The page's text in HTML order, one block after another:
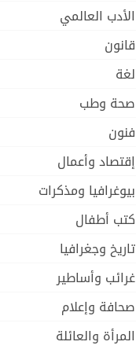
الأدب العالمي
قانون
لغة
صحة وطب
فنون
إقتصاد وأعمال
بيوغرافيا ومذكرات
كتب أطفال
تاريخ وجغرافيا
غرائب وأساطير
صحافة وإعلام
المرأة والعائلة